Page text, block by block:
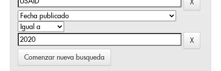
Comenzar nueva busqueda